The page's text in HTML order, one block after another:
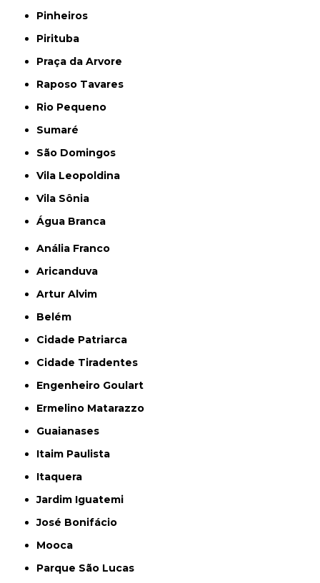
Pinheiros
Pirituba
Praça da Arvore
Raposo Tavares
Rio Pequeno
Sumaré
São Domingos
Vila Leopoldina
Vila Sônia
Água Branca
Anália Franco
Aricanduva
Artur Alvim
Belém
Cidade Patriarca
Cidade Tiradentes
Engenheiro Goulart
Ermelino Matarazzo
Guaianases
Itaim Paulista
Itaquera
Jardim Iguatemi
José Bonifácio
Mooca
Parque São Lucas